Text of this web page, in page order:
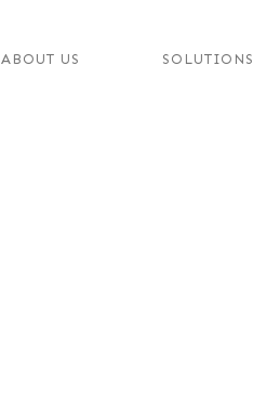
ABOUT US SOLUTIONS